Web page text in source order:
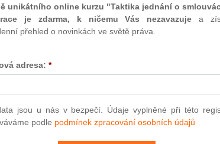
32/2012 ze dne 14. listopadu 2011
(EU) č. 1236/2010, kterým se stanoví systém
Úmluvou o budoucí multilaterální spolupráci při
17. 1. 2012
unikátního online kurzu "Taktika jednání o
je zdarma, k ničemu Vás nezavazuje a
přehled o novinkách ve světě práva.
adresa: *
jsou u nás v bezpečí. Údaje vyplněné při této
podle podmínek zpracování osobních údajů